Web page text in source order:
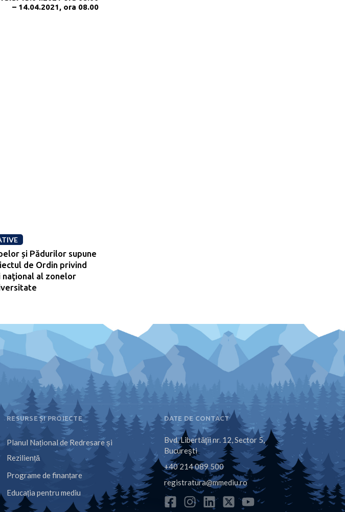
– 14.04.2021, ora 08.00
și Pădurilor supune
de Ordin privind
naţional al zonelor
RESURSE ȘI PROIECTE
Planul Național de Redresare și
Reziliență
Programe de finanțare
Educația pentru mediu
DATE DE CONTACT
Bvd. Libertăţii nr. 12, Sector 5,
Bucureşti
+40 214 089 500
registratura@mmediu.ro